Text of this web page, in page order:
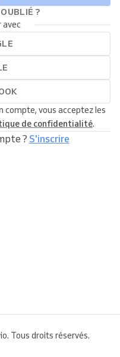
?
avec
compte, vous acceptez les
de confidentialité.
? S'inscrire
Tous droits réservés.